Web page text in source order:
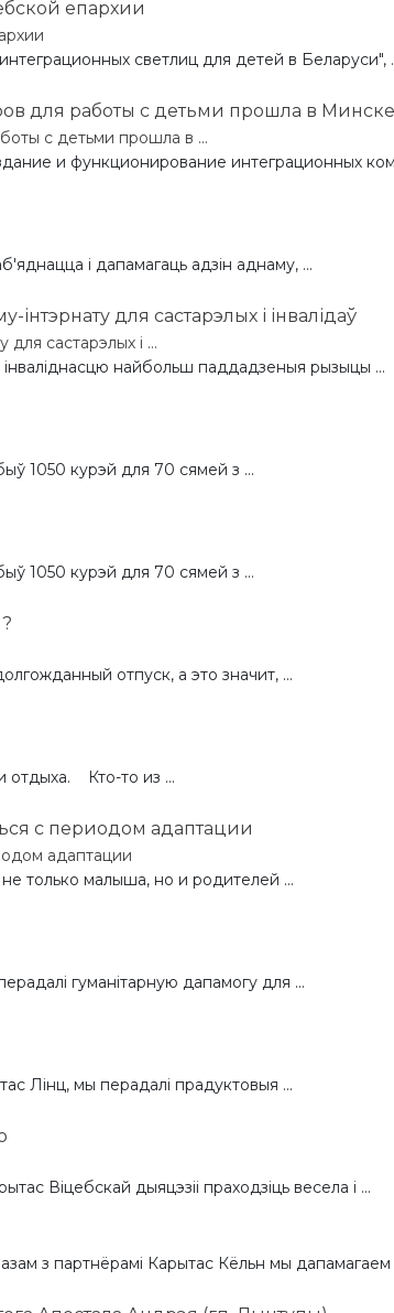
светлиц для детей в Беларуси",
с детьми прошла в ...
и функционирование интеграционных
і дапамагаць адзін аднаму, ...
састарэлых і ...
інваліднасцю найбольш паддадзеныя рызыцы ...
1050 курэй для 70 сямей з ...
1050 курэй для 70 сямей з ...
отпуск, а это значит, ...
отдыха. Кто-то из ...
адаптации
только малыша, но и родителей ...
гуманітарную дапамогу для ...
Лінц, мы перадалі прадуктовыя ...
Віцебскай дыяцэзіі праходзіць весела і ...
з партнёрамі Карытас Кёльн мы дапамагаем